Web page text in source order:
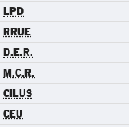
LPD
RRUE
D.E.R.
M.C.R.
CILUS
CEU